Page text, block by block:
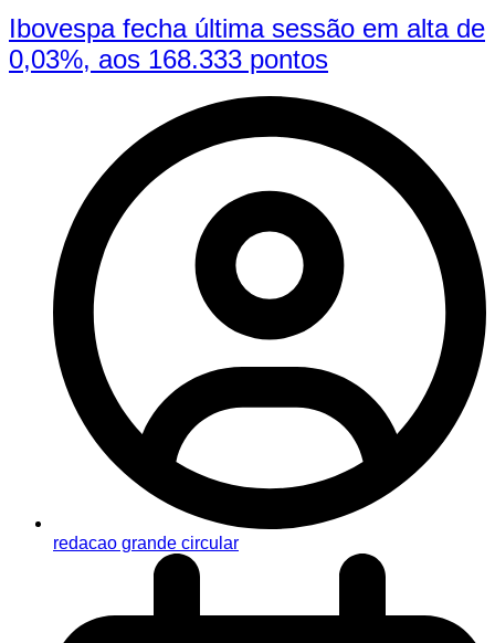
Ibovespa fecha última sessão em alta de
0,03%, aos 168.333 pontos
redacao grande circular